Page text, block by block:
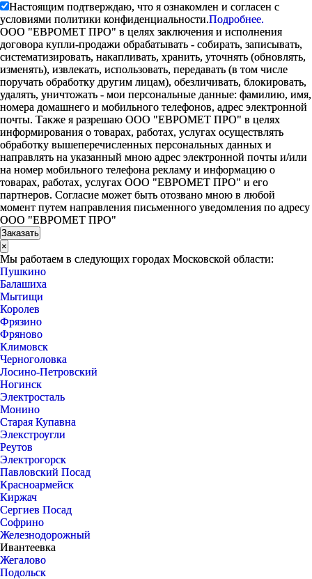
Настоящим подтверждаю, что я ознакомлен и согласен с
условиями политики конфиденциальности.Подробнее.
ООО "ЕВРОМЕТ ПРО" в целях заключения и исполнения
договора купли-продажи обрабатывать - собирать, записывать,
систематизировать, накапливать, хранить, уточнять (обновлять,
изменять), извлекать, использовать, передавать (в том числе
поручать обработку другим лицам), обезличивать, блокировать,
удалять, уничтожать - мои персональные данные: фамилию, имя,
номера домашнего и мобильного телефонов, адрес электронной
почты. Также я разрешаю ООО "ЕВРОМЕТ ПРО" в целях
информирования о товарах, работах, услугах осуществлять
обработку вышеперечисленных персональных данных и
направлять на указанный мною адрес электронной почты и/или
на номер мобильного телефона рекламу и информацию о
товарах, работах, услугах ООО "ЕВРОМЕТ ПРО" и его
партнеров. Согласие может быть отозвано мною в любой
момент путем направления письменного уведомления по адресу
ООО "ЕВРОМЕТ ПРО"
×
Мы работаем в следующих городах Московской области:
Пушкино
Балашиха
Мытищи
Королев
Фрязино
Фряново
Климовск
Черноголовка
Лосино-Петровский
Ногинск
Электросталь
Монино
Старая Купавна
Элекстроугли
Реутов
Электрогорск
Павловский Посад
Красноармейск
Киржач
Сергиев Посад
Софрино
Железнодорожный
Ивантеевка
Жегалово
Подольск